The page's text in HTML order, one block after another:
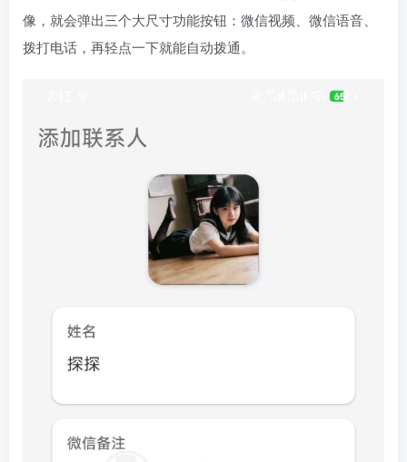
像，就会弹出三个大尺寸功能按钮：微信视频、微信语音、
拨打电话，再轻点一下就能自动拨通。